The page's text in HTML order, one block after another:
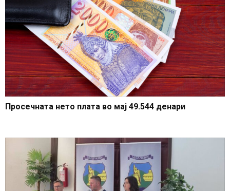
Просечната нето плата во мај 49.544 денари